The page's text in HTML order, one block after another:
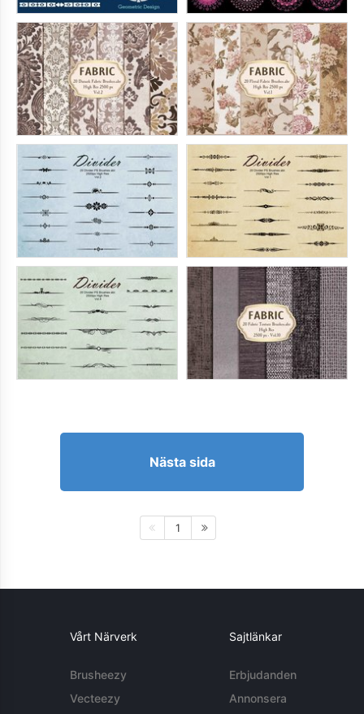
Nästa sida
1
Vårt Närverk
Brusheezy
Vecteezy
Sajtlänkar
Erbjudanden
Annonsera